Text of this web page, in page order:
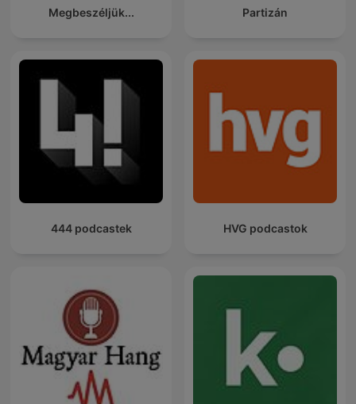
Megbeszéljük... Partizán
444 podcastek HVG podcastok